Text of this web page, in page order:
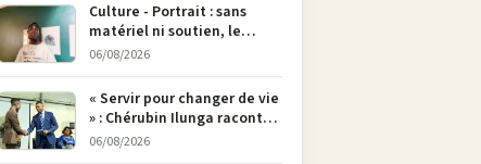
Culture - Portrait : sans
matériel ni soutien, le
dessinateur Justin
son crayon
06/08/2026
« Servir pour changer de vie
» : Chérubin Ilunga raconte
le parcours du député
06/08/2026